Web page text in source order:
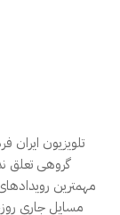
تلویزیون
گروهی تعلق
مسایل جاری